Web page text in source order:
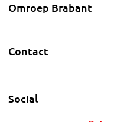
Omroep Brabant
Contact
Social